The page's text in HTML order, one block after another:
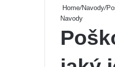
Home/Navody/
Navody